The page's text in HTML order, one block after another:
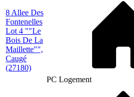
8 Allee Des
Fontenelles
Lot 4 ""Le
Bois De La
Maillette"",
Caugé
(27180)
PC Logement